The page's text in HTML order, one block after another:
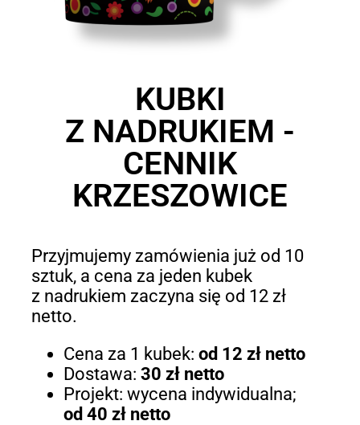
KUBKI
Z NADRUKIEM -
CENNIK
KRZESZOWICE
Przyjmujemy zamówienia już od 10
sztuk, a cena za jeden kubek
z nadrukiem zaczyna się od 12 zł
netto.
Cena za 1 kubek: od 12 zł netto
Dostawa: 30 zł netto
Projekt: wycena indywidualna;
od 40 zł netto